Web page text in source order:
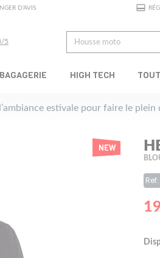
D'AVIS
5
BAGAGERIE HIGH TECH
estivale pour faire le plein
NEW